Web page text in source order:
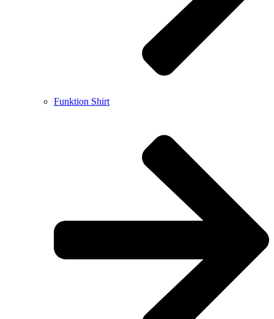
Funktion Shirt